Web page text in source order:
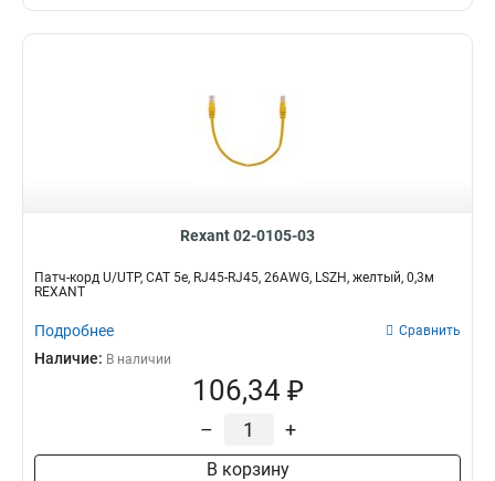
Rexant 02-0105-03
Патч-корд U/UTP, CAT 5e, RJ45-RJ45, 26AWG, LSZH, желтый, 0,3м
REXANT
Подробнее Сравнить
Наличие: В наличии
106,34 ₽
– +
В корзину